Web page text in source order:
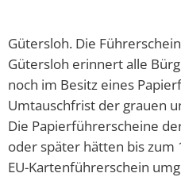
Gütersloh. Die
Gütersloh erinnert alle
noch im Besitz eines
Umtauschfrist der grauen
Die Papierführerscheine
oder später hätten bis zum
EU-Kartenführerschein